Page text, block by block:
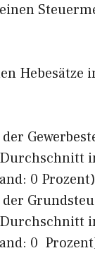
Hebesätze
0 Prozent)
der
0